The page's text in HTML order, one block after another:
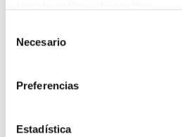
Necesario
Preferencias
Estadística
Barrainkua 13 - 48009 Bilbo -
Telf. +33 (0) 559 25 65 52